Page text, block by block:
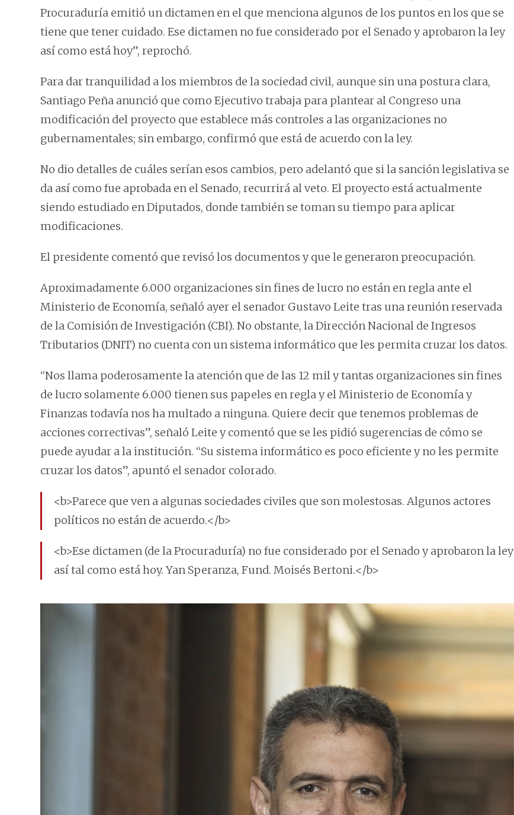
Procuraduría emitió un dictamen en el que menciona algunos de los puntos en los que se
tiene que tener cuidado. Ese dictamen no fue considerado por el Senado y aprobaron la ley
así como está hoy”, reprochó.
Para dar tranquilidad a los miembros de la sociedad civil, aunque sin una postura clara,
Santiago Peña anunció que como Ejecutivo trabaja para plantear al Congreso una
modificación del proyecto que establece más controles a las organizaciones no
gubernamentales; sin embargo, confirmó que está de acuerdo con la ley.
No dio detalles de cuáles serían esos cambios, pero adelantó que si la sanción legislativa se
da así como fue aprobada en el Senado, recurrirá al veto. El proyecto está actualmente
siendo estudiado en Diputados, donde también se toman su tiempo para aplicar
modificaciones.
El presidente comentó que revisó los documentos y que le generaron preocupación.
Aproximadamente 6.000 organizaciones sin fines de lucro no están en regla ante el
Ministerio de Economía, señaló ayer el senador Gustavo Leite tras una reunión reservada
de la Comisión de Investigación (CBI). No obstante, la Dirección Nacional de Ingresos
Tributarios (DNIT) no cuenta con un sistema informático que les permita cruzar los datos.
“Nos llama poderosamente la atención que de las 12 mil y tantas organizaciones sin fines
de lucro solamente 6.000 tienen sus papeles en regla y el Ministerio de Economía y
Finanzas todavía nos ha multado a ninguna. Quiere decir que tenemos problemas de
acciones correctivas”, señaló Leite y comentó que se les pidió sugerencias de cómo se
puede ayudar a la institución. “Su sistema informático es poco eficiente y no les permite
cruzar los datos”, apuntó el senador colorado.
<b>Parece que ven a algunas sociedades civiles que son molestosas. Algunos actores
políticos no están de acuerdo.</b>
<b>Ese dictamen (de la Procuraduría) no fue considerado por el Senado y aprobaron la ley
así tal como está hoy. Yan Speranza, Fund. Moisés Bertoni.</b>